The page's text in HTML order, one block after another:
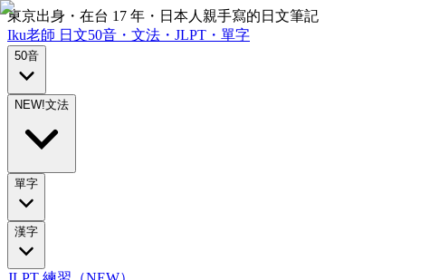
東京出身・在台 17 年・日本人親手寫的日文筆記
Iku老師 日文50音・文法・JLPT・單字
50音
NEW!文法
單字
漢字